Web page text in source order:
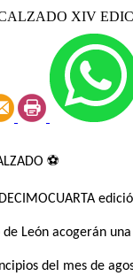
XIV
⚽
León acogerán
del mes de